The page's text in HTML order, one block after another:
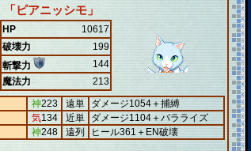
ピアニッシモ」
HP
10617
破壊力
199
斬撃力
144
魔法力
213
神223 遠単
ダメージ1054＋捕縛
気134 近単
ダメージ1104＋パラライズ
神248 遠列 ヒール361＋EN破壊